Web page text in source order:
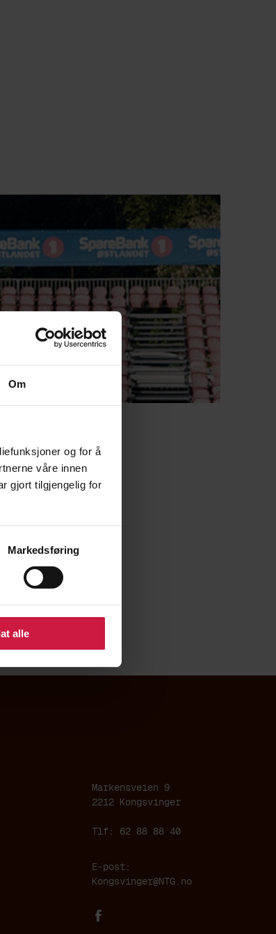
Om
og for å
våre innen
gjort tilgjengelig for
Markedsføring
alle
Markensveien 9
2212 Kongsvinger
Tlf: 62 88 88 40
E-post:
Kongsvinger@NTG.no